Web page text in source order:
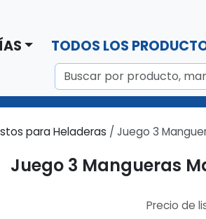
TODOS LOS
para Heladeras / Juego 3
Juego 3 Mangueras
Precio de